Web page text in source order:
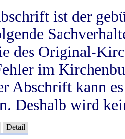
ist der
des Original-
im
Abschrift kann
Deshalb wird
Detail